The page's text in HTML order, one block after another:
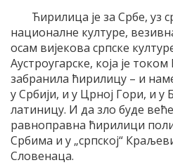
Ћирилица је за Србе, уз
националне културе,
осам вијекова српске
Аустроугарске, која је
забранила ћирилицу – и
у Србији, и у Црној Гори, и у
латиницу. И да зло буде
равноправна ћирилици
Србима и у „српској“
Словенаца.